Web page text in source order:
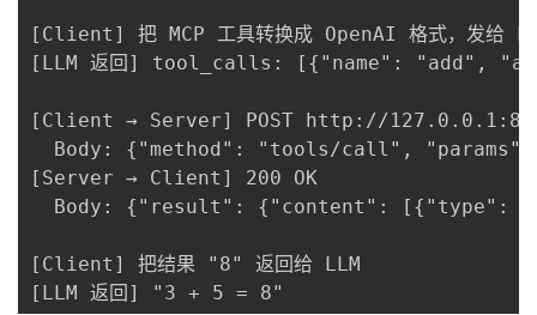
[Client] 把 MCP 工具转换成 OpenAI 格式，发给
[LLM 返回] tool_calls: [{"name": "add",
[Client → Server] POST http://
Body: {"method": "tools/call",
[Server → Client] 200 OK
Body: {"result": {"content": [{"type":
[Client] 把结果 "8" 返回给 LLM
[LLM 返回] "3 + 5 = 8"